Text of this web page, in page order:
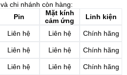
chi nhánh còn hàng:
Pin
Mặt kính
cảm ứng
Linh kiện
Liên hệ Liên hệ Chính hãng
Liên hệ Liên hệ Chính hãng
Liên hệ Liên hệ Chính hãng